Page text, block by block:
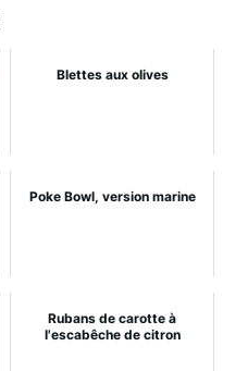
Blettes aux olives
Poke Bowl, version marine
Rubans de carotte à
l'escabêche de citron